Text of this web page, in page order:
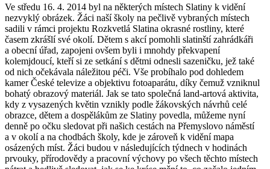
Ve středu 16. 4. 2014 byl na některých místech Slatiny k vidění
nezvyklý obrázek. Žáci naší školy na pečlivě vybraných místech
sadili v rámci projektu Rozkvetlá Slatina okrasné rostliny, které
časem zkrášlí své okolí. Dětem s akcí pomohli slatinští zahrádkáři
a obecní úřad, zapojeni ovšem byli i mnohdy překvapení
kolemjdoucí, kteří si ze setkání s dětmi odnesli sazeničku, jež také
od nich očekávala náležitou péči. Vše probíhalo pod dohledem
kamer České televize a objektivu fotoaparátu, díky čemuž vzniknul
bohatý obrazový materiál. Jak se tato společná land-artová aktivita,
kdy z vysazených květin vznikly podle žákovských návrhů celé
obrazce, dětem a dospělákům ze Slatiny povedla, můžeme nyní
denně po očku sledovat při našich cestách na Přemyslovo náměstí
a v okolí a na chodbách školy, kde je zároveň k vidění mapa
osázených míst. Žáci budou v následujících týdnech v hodinách
prvouky, přírodovědy a pracovní výchovy po všech těchto místech